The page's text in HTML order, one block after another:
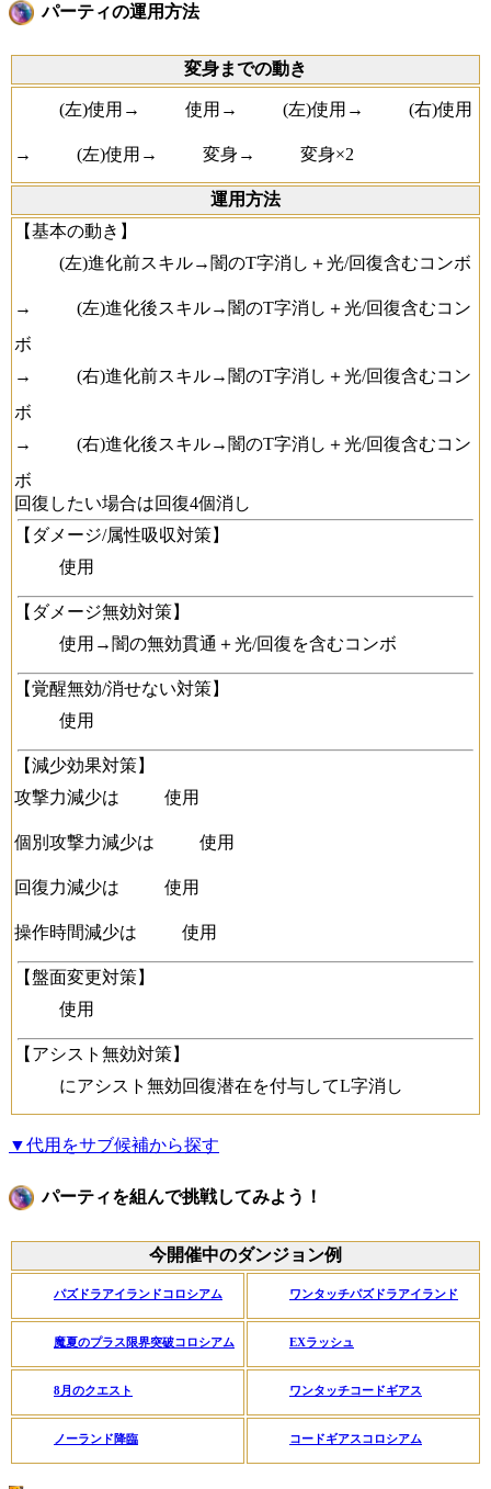
パーティの運用方法
変身までの動き
(左)使用→ 使用→ (左)使用→ (右)使用
→ (左)使用→ 変身→ 変身×2
運用方法
【基本の動き】
(左)進化前スキル→闇のT字消し＋光/回復含むコンボ
→
(左)進化後スキル→闇のT字消し＋光/回復含むコン
ボ
→
(右)進化前スキル→闇のT字消し＋光/回復含むコン
ボ
→
(右)進化後スキル→闇のT字消し＋光/回復含むコン
ボ
回復したい場合は回復4個消し
【ダメージ/属性吸収対策】
使用
【ダメージ無効対策】
使用→闇の無効貫通＋光/回復を含むコンボ
【覚醒無効/消せない対策】
使用
【減少効果対策】
攻撃力減少は
使用
個別攻撃力減少は 使用
回復力減少は 使用
操作時間減少は 使用
【盤面変更対策】
使用
【アシスト無効対策】
にアシスト無効回復潜在を付与してL字消し
▼代用をサブ候補から探す
パーティを組んで挑戦してみよう！
今開催中のダンジョン例
パズドラアイランドコロシアム ワンタッチパズドラアイランド
魔夏のプラス限界突破コロシアム EXラッシュ
8月のクエスト ワンタッチコードギアス
ノーランド降臨 コードギアスコロシアム